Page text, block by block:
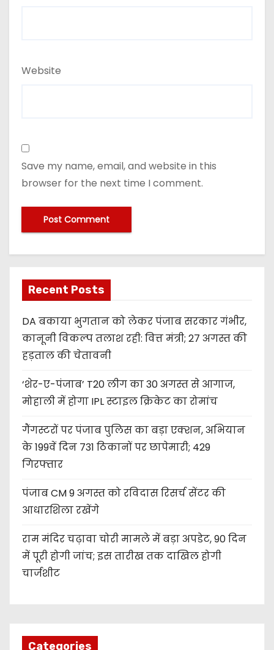
Website
Save my name, email, and website in this
browser for the next time I comment.
Recent Posts
DA बकाया भुगतान को लेकर पंजाब सरकार गंभीर,
कानूनी विकल्प तलाश रही: वित्त मंत्री; 27 अगस्त की
हड़ताल की चेतावनी
‘शेर-ए-पंजाब’ T20 लीग का 30 अगस्त से आगाज,
मोहाली में होगा IPL स्टाइल क्रिकेट का रोमांच
गैंगस्टरों पर पंजाब पुलिस का बड़ा एक्शन, अभियान
के 199वें दिन 731 ठिकानों पर छापेमारी; 429
गिरफ्तार
पंजाब CM 9 अगस्त को रविदास रिसर्च सेंटर की
आधारशिला रखेंगे
राम मंदिर चढ़ावा चोरी मामले में बड़ा अपडेट, 90 दिन
में पूरी होगी जांच; इस तारीख तक दाखिल होगी
चार्जशीट
Categories